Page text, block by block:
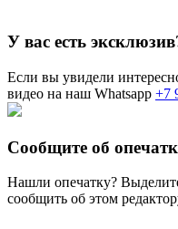
У вас есть
Если вы увидели
видео на наш Whatsapp +7
Сообщите об
Нашли опечатку?
сообщить об этом